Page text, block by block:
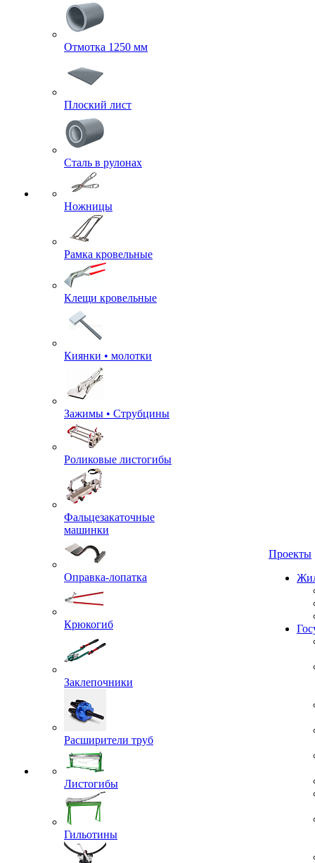
Отмотка 1250 мм
Плоский лист
Сталь в рулонах
Ножницы
Рамка кровельные
Клещи кровельные
Киянки • молотки
Зажимы • Струбцины
Роликовые листогибы
Фальцезакаточные
машинки
Оправка-лопатка
Крюкогиб
Заклепочники
Расширители труб
Листогибы
Гильотины